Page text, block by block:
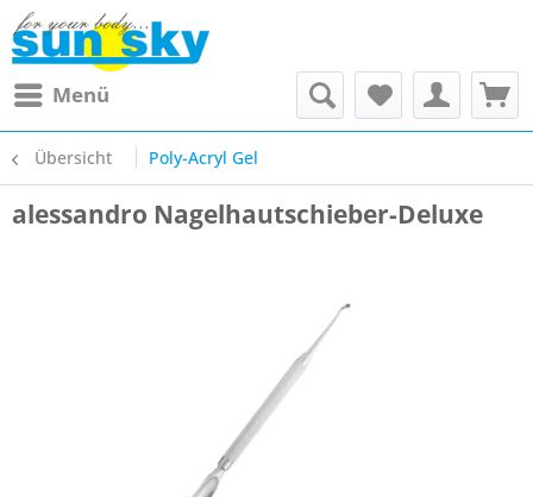
Menü
Übersicht Poly-Acryl Gel
alessandro Nagelhautschieber-Deluxe